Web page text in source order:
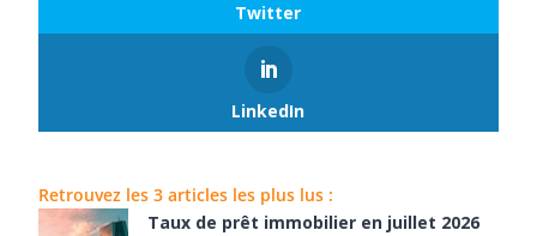
Twitter
LinkedIn
Retrouvez les 3 articles les plus lus :
Taux de prêt immobilier en juillet 2026